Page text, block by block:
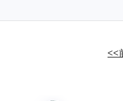
<<